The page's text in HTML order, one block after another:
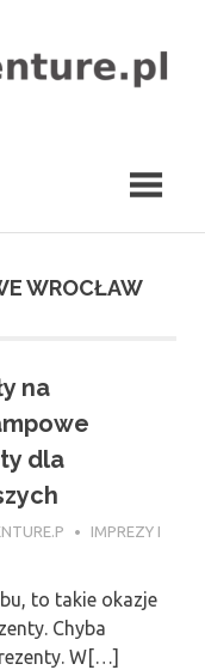
WROCŁAW
na
dla
2017
IMPREZY I
to takie okazje
Chyba
W[…]